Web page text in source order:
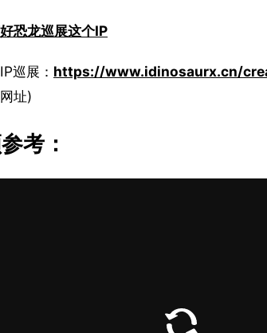
恐龙巡展这个IP
巡展： https://www.idinosaurx.cn/
址)
考：